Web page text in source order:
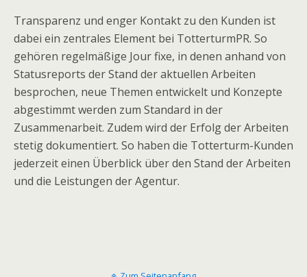
Transparenz und enger Kontakt zu den Kunden ist
dabei ein zentrales Element bei TotterturmPR. So
gehören regelmäßige Jour fixe, in denen anhand von
Statusreports der Stand der aktuellen Arbeiten
besprochen, neue Themen entwickelt und Konzepte
abgestimmt werden zum Standard in der
Zusammenarbeit. Zudem wird der Erfolg der Arbeiten
stetig dokumentiert. So haben die Totterturm-Kunden
jederzeit einen Überblick über den Stand der Arbeiten
und die Leistungen der Agentur.